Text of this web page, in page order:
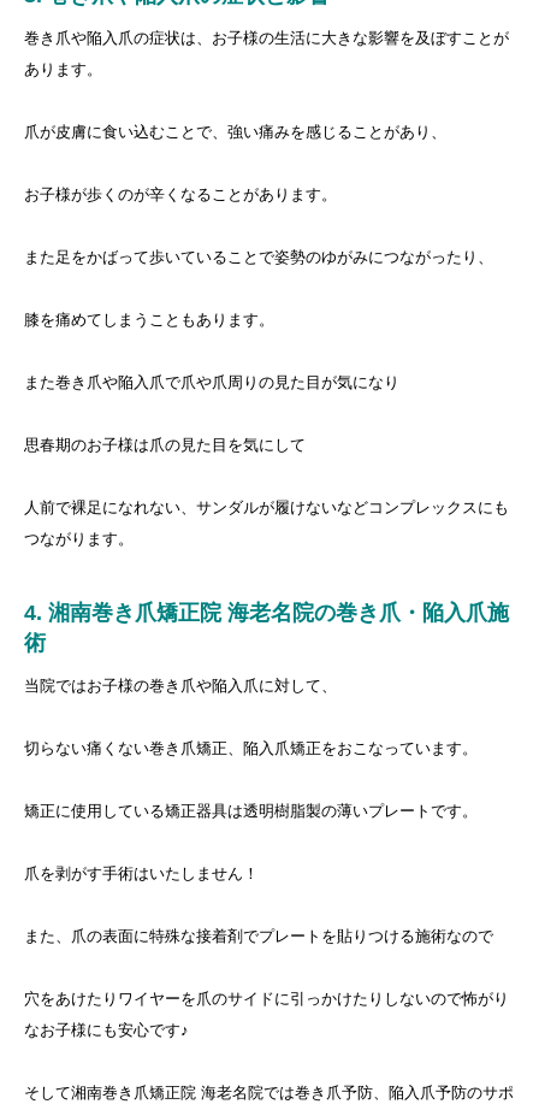
巻き爪や陥入爪の症状は、お子様の生活に大きな影響を及ぼすことが
あります。
爪が皮膚に食い込むことで、強い痛みを感じることがあり、
お子様が歩くのが辛くなることがあります。
また足をかばって歩いていることで姿勢のゆがみにつながったり、
膝を痛めてしまうこともあります。
また巻き爪や陥入爪で爪や爪周りの見た目が気になり
思春期のお子様は爪の見た目を気にして
人前で裸足になれない、サンダルが履けないなどコンプレックスにも
つながります。
4. 湘南巻き爪矯正院 海老名院の巻き爪・陥入爪施
術
当院ではお子様の巻き爪や陥入爪に対して、
切らない痛くない巻き爪矯正、陥入爪矯正をおこなっています。
矯正に使用している矯正器具は透明樹脂製の薄いプレートです。
爪を剥がす手術はいたしません！
また、爪の表面に特殊な接着剤でプレートを貼りつける施術なので
穴をあけたりワイヤーを爪のサイドに引っかけたりしないので怖がり
なお子様にも安心です♪
そして湘南巻き爪矯正院 海老名院では巻き爪予防、陥入爪予防のサポ